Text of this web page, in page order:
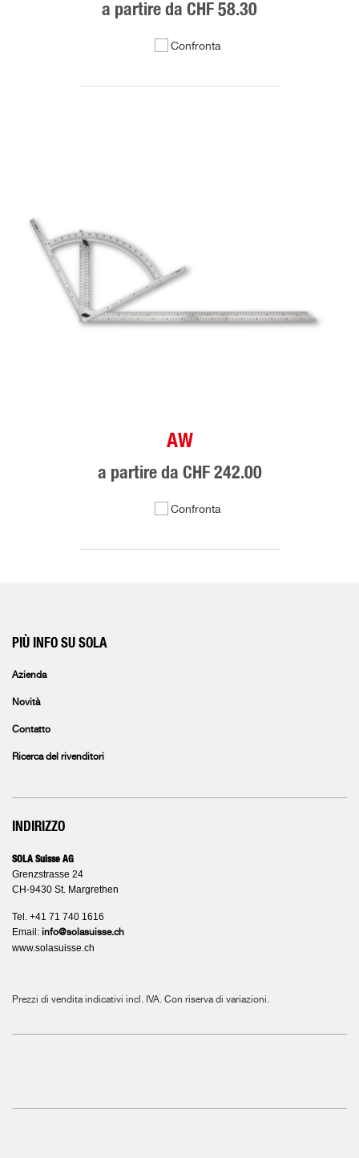
a partire da CHF 58.30
Confronta
AW
a partire da CHF 242.00
Confronta
PIÙ INFO SU SOLA
Azienda
Novità
Contatto
Ricerca del rivenditori
INDIRIZZO
SOLA Suisse AG
Grenzstrasse 24
CH-9430 St. Margrethen
Tel. +41 71 740 1616
Email: info@solasuisse.ch
www.solasuisse.ch
Prezzi di vendita indicativi incl. IVA. Con riserva di variazioni.